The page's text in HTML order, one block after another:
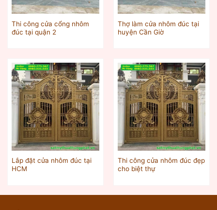
Thi công cửa cổng nhôm
đúc tại quận 2
Thợ làm cửa nhôm đúc tại
huyện Cần Giờ
Lắp đặt cửa nhôm đúc tại
HCM
Thi công cửa nhôm đúc đẹp
cho biệt thự